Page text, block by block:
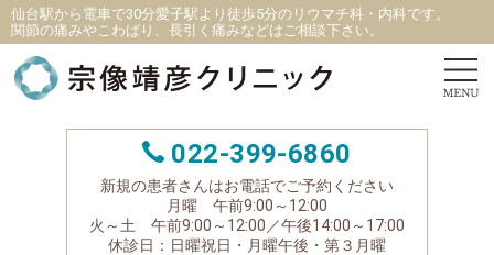
仙台駅から電車で30分愛子駅より徒歩5分の リウマチ科 ・ 内科です。
関節の痛みやこわばり、長引く痛みなどはご相談下さい。
022-399-6860
新規の患者さんはお電話でご予約ください
月曜 午前9:00～12:00
火～土 午前9:00～12:00／午後14:00～17:00
休診日：日曜祝日・月曜午後・第３月曜